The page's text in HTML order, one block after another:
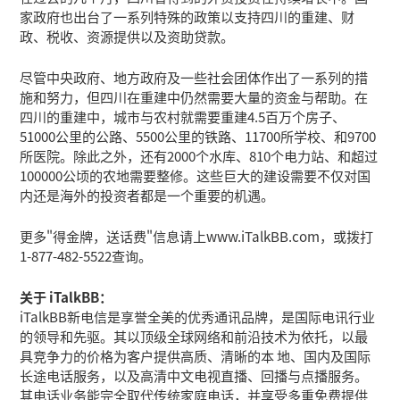
家政府也出台了一系列特殊的政策以支持四川的重建、财
政、税收、资源提供以及资助贷款。
尽管中央政府、地方政府及一些社会团体作出了一系列的措
施和努力，但四川在重建中仍然需要大量的资金与帮助。在
四川的重建中，城市与农村就需要重建4.5百万个房子、
51000公里的公路、5500公里的铁路、11700所学校、和9700
所医院。除此之外，还有2000个水库、810个电力站、和超过
100000公顷的农地需要整修。这些巨大的建设需要不仅对国
内还是海外的投资者都是一个重要的机遇。
更多"得金牌，送话费"信息请上www.iTalkBB.com，或拨打
1-877-482-5522查询。
关于 iTalkBB：
iTalkBB新电信是享誉全美的优秀通讯品牌，是国际电讯行业
的领导和先驱。其以顶级全球网络和前沿技术为依托，以最
具竞争力的价格为客户提供高质、清晰的本 地、国内及国际
长途电话服务，以及高清中文电视直播、回播与点播服务。
其电话业务能完全取代传统家庭电话，并享受多重免费提供